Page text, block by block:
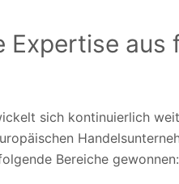
Expertise aus
sich kontinuierlich
Bereiche gewonnen: